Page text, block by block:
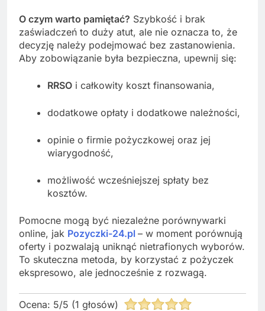
O czym warto pamiętać? Szybkość i brak
zaświadczeń to duży atut, ale nie oznacza to, że
decyzję należy podejmować bez zastanowienia.
Aby zobowiązanie była bezpieczna, upewnij się:
RRSO i całkowity koszt finansowania,
dodatkowe opłaty i dodatkowe należności,
opinie o firmie pożyczkowej oraz jej
wiarygodność,
możliwość wcześniejszej spłaty bez
kosztów.
Pomocne mogą być niezależne porównywarki
online, jak Pozyczki-24.pl – w moment porównują
oferty i pozwalają uniknąć nietrafionych wyborów.
To skuteczna metoda, by korzystać z pożyczek
ekspresowo, ale jednocześnie z rozwagą.
Ocena: 5/5 (1 głosów)